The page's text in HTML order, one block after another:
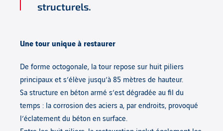
structurels.
Une tour unique à restaurer
De forme octogonale, la tour repose sur huit piliers
principaux et s’élève jusqu’à 85 mètres de hauteur.
Sa structure en béton armé s’est dégradée au fil du
temps : la corrosion des aciers a, par endroits, provoqué
l’éclatement du béton en surface.